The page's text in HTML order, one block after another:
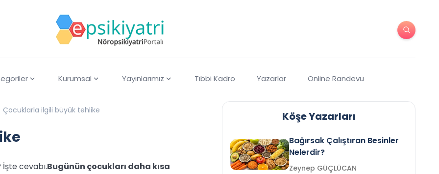
Kurumsal Yayınlarımız Tıbbi Kadro Yazarlar Online Randevu
Çocuklarla ilgili büyük tehlike
cevabı.Bugünün çocukları daha kısa
Köşe Yazarları
Bağırsak Çalıştıran Besinler
Nelerdir?
Zeynep GÜÇLÜCAN